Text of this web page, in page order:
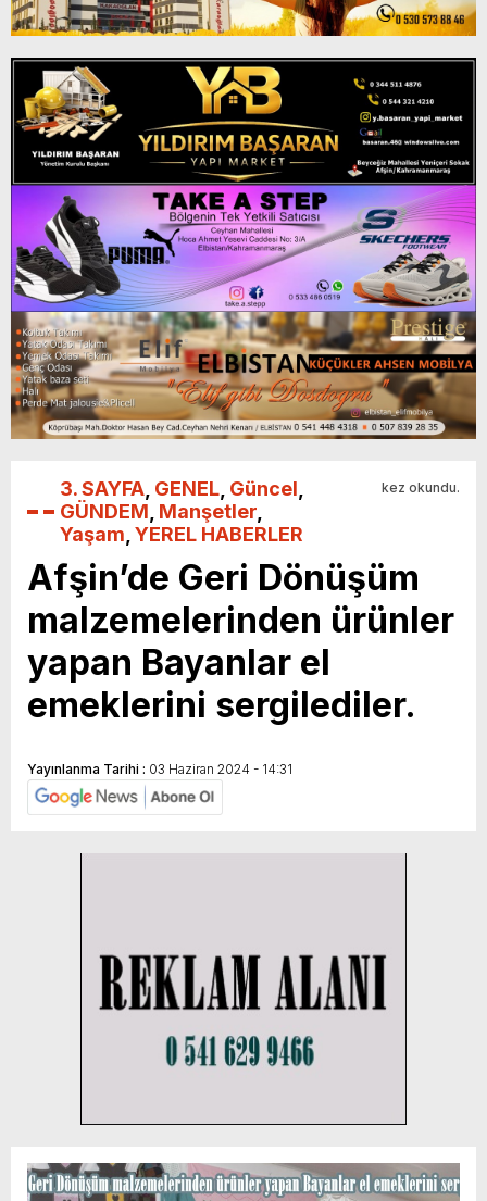
3. SAYFA GENEL Güncel
GÜNDEM Manşetler
Yaşam YEREL HABERLER
kez okundu.
Afşin’de Geri Dönüşüm
malzemelerinden ürünler
yapan Bayanlar el
emeklerini sergilediler.
Yayınlanma Tarihi : 03 Haziran 2024 - 14:31